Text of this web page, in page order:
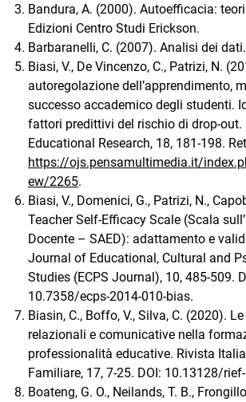
Bandura, A. (2000). Autoefficacia:
Edizioni Centro Studi Erickson.
Barbaranelli, C. (2007). Analisi dei
Biasi, V., De Vincenzo, C., Patrizi, N.
autoregolazione dell’apprendimento,
successo accademico degli studenti.
fattori predittivi del rischio di drop-
Educational Research, 18, 181-198.
https://ojs.pensamultimedia.it/
ew/2265.
Biasi, V., Domenici, G., Patrizi, N.,
Teacher Self-Efficacy Scale (Scala
Docente – SAED): adattamento e
Journal of Educational, Cultural and
Studies (ECPS Journal), 10, 485-509.
10.7358/ecps-2014-010-bias.
Biasin, C., Boffo, V., Silva, C. (2020).
relazionali e comunicative nella
professionalità educative. Rivista
Familiare, 17, 7-25. DOI: 10.13128/
Boateng, G. O., Neilands, T. B.,